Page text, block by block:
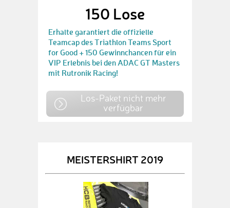
150 Lose
Erhalte garantiert die offizielle
Teamcap des Triathlon Teams Sport
for Good + 150 Gewinnchancen für ein
VIP Erlebnis bei den ADAC GT Masters
mit Rutronik Racing!
Los-Paket nicht mehr
verfügbar
MEISTERSHIRT 2019